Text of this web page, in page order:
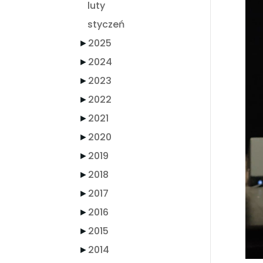
luty
styczeń
►2025
►2024
►2023
►2022
►2021
►2020
►2019
►2018
►2017
►2016
►2015
►2014